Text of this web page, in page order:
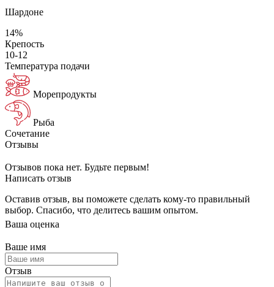
Шардоне
14%
Крепость
10-12
Температура подачи
Морепродукты
Рыба
Сочетание
Отзывы
Отзывов пока нет. Будьте первым!
Написать отзыв
Оставив отзыв, вы поможете сделать кому-то правильный
выбор. Спасибо, что делитесь вашим опытом.
Ваша оценка
Ваше имя
Отзыв